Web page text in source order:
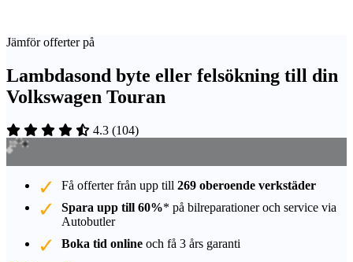
Jämför offerter på
Lambdasond byte eller felsökning till din
Volkswagen Touran
4.3 (104)
Få offerter från upp till 269 oberoende verkstäder
Spara upp till 60%* på bilreparationer och service via
Autobutler
Boka tid online och få 3 års garanti